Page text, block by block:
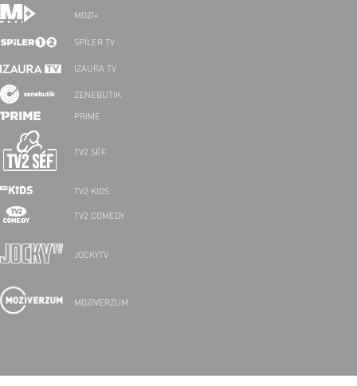
MOZI+
SPÍLER TV
IZAURA TV
ZENEBUTIK
PRIME
TV2 SÉF
TV2 KIDS
TV2 COMEDY
JOCKYTV
MOZIVERZUM